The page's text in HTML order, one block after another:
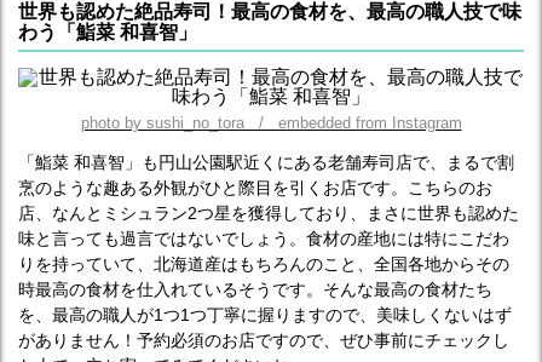
世界も認めた絶品寿司！最高の食材を、最高の職人技で味
わう「鮨菜 和喜智」
photo by sushi_no_tora / embedded from Instagram
「鮨菜 和喜智」も円山公園駅近くにある老舗寿司店で、まるで割
烹のような趣ある外観がひと際目を引くお店です。こちらのお
店、なんとミシュラン2つ星を獲得しており、まさに世界も認めた
味と言っても過言ではないでしょう。食材の産地には特にこだわ
りを持っていて、北海道産はもちろんのこと、全国各地からその
時最高の食材を仕入れているそうです。そんな最高の食材たち
を、最高の職人が1つ1つ丁寧に握りますので、美味しくないはず
がありません！予約必須のお店ですので、ぜひ事前にチェックし